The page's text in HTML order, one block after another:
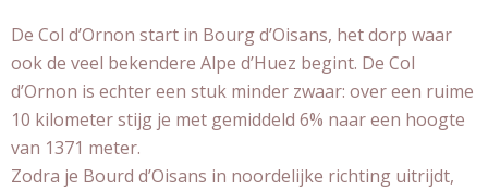
De Col d’Ornon start in Bourg d’Oisans, het dorp waar
ook de veel bekendere Alpe d’Huez begint. De Col
d’Ornon is echter een stuk minder zwaar: over een ruime
10 kilometer stijg je met gemiddeld 6% naar een hoogte
van 1371 meter.
Zodra je Bourd d’Oisans in noordelijke richting uitrijdt,